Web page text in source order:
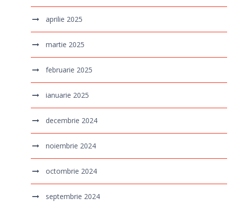
aprilie 2025
martie 2025
februarie 2025
ianuarie 2025
decembrie 2024
noiembrie 2024
octombrie 2024
septembrie 2024